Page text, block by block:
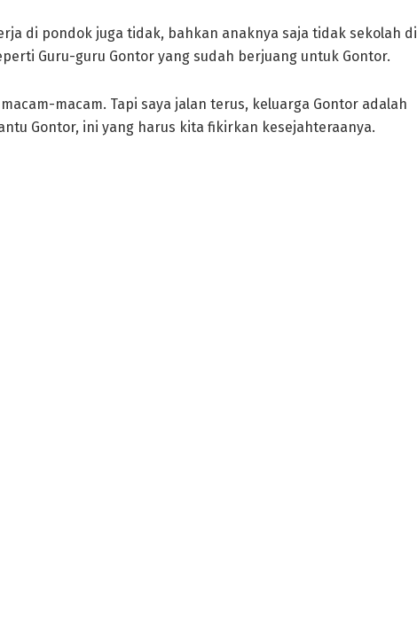
di pondok juga tidak, bahkan anaknya saja tidak sekolah di
Guru-guru Gontor yang sudah berjuang untuk Gontor.
macam. Tapi saya jalan terus, keluarga Gontor adalah
Gontor, ini yang harus kita fikirkan kesejahteraanya.